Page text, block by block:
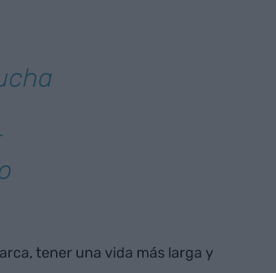
tener una vida más larga y